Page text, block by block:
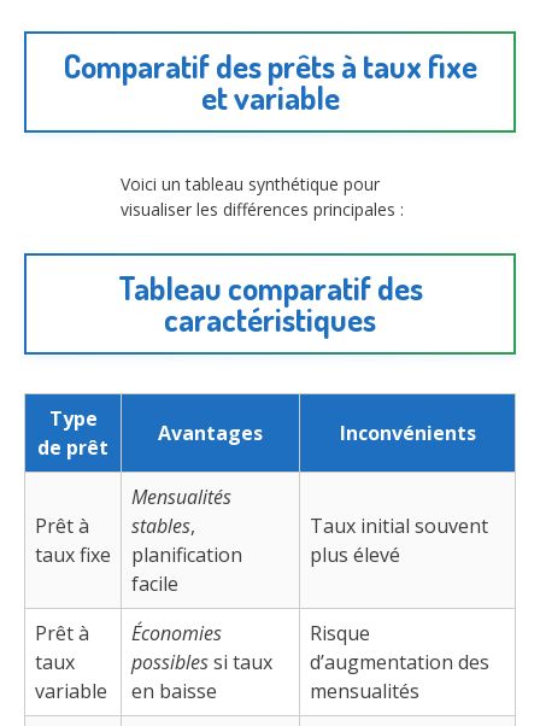
Comparatif des prêts à taux fixe
et variable
Voici un tableau synthétique pour
visualiser les différences principales :
Tableau comparatif des
caractéristiques
Type
de prêt
Avantages Inconvénients
Prêt à
taux fixe
Mensualités
stables,
planification
facile
Taux initial souvent
plus élevé
Prêt à
taux
variable
Économies
possiblessi taux
en baisse
Risque
d’augmentation des
mensualités